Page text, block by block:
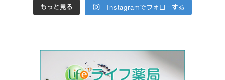
もっと見る Instagramでフォローする